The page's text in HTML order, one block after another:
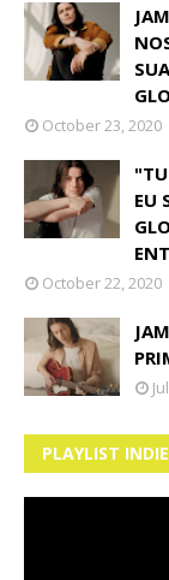
October 23, 2020
EU
October 22, 2020
PLAYLIST